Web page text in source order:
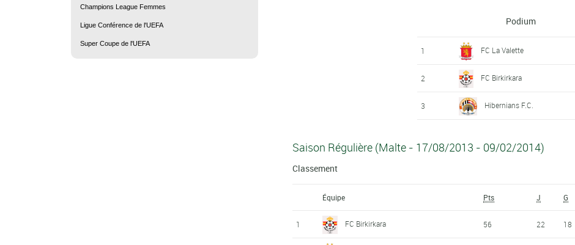
Champions League Femmes
Ligue Conférence de l'UEFA
Super Coupe de l'UEFA
Podium
1 FC La Valette
2 FC Birkirkara
3 Hibernians F.C.
Saison Régulière (Malte - 17/08/2013 - 09/02/2014)
Classement
Équipe Pts J G
1 FC Birkirkara 56 22 18